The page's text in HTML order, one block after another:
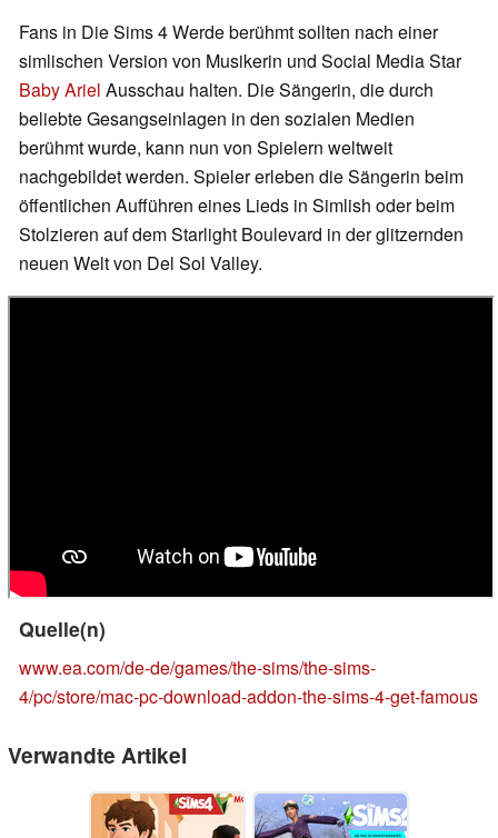
Fans in Die Sims 4 Werde berühmt sollten nach einer
simlischen Version von Musikerin und Social Media Star
Baby Ariel Ausschau halten. Die Sängerin, die durch
beliebte Gesangseinlagen in den sozialen Medien
berühmt wurde, kann nun von Spielern weltweit
nachgebildet werden. Spieler erleben die Sängerin beim
öffentlichen Aufführen eines Lieds in Simlish oder beim
Stolzieren auf dem Starlight Boulevard in der glitzernden
neuen Welt von Del Sol Valley.
Quelle(n)
www.ea.com/de-de/games/the-sims/the-sims-
4/pc/store/mac-pc-download-addon-the-sims-4-get-famous
Verwandte Artikel